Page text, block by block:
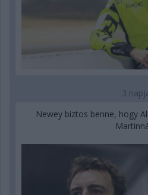
3
Newey biztos benne, hogy